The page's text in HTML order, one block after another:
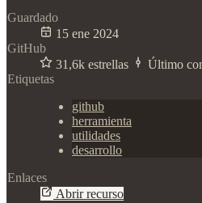
Guardado
15 ene 2024
GitHub
31,6k estrellas
Último
Etiquetas
github
herramienta
utilidades
desarrollo
Enlaces
Abrir recurso